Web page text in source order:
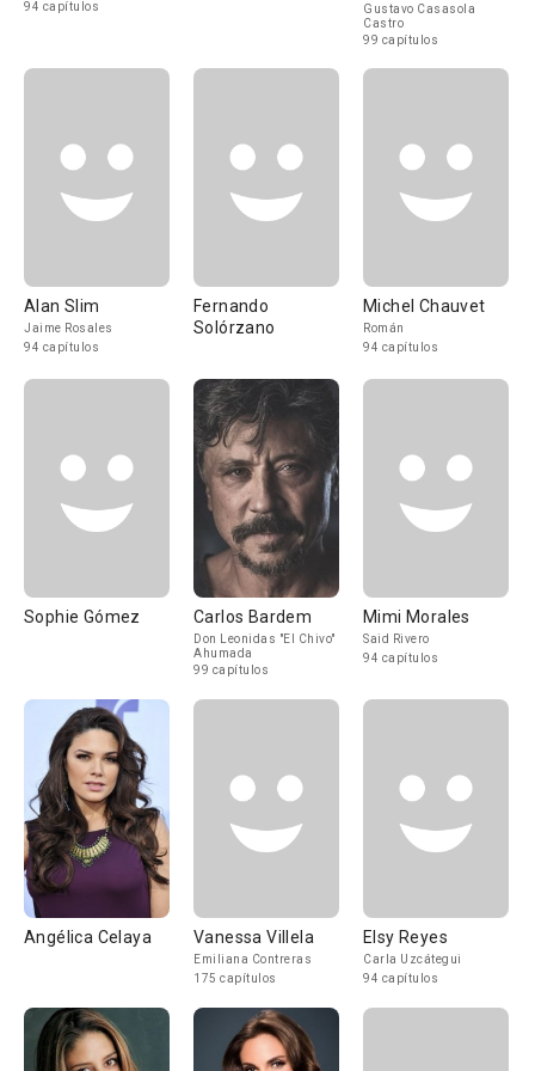
94 capítulos
Gustavo Casasola
Castro
99 capítulos
Alan Slim
Jaime Rosales
94 capítulos
Fernando
Solórzano
Michel Chauvet
Román
94 capítulos
Sophie Gómez Carlos Bardem
Don Leonidas "El Chivo"
Ahumada
99 capítulos
Mimi Morales
Said Rivero
94 capítulos
Angélica Celaya Vanessa Villela
Emiliana Contreras
175 capítulos
Elsy Reyes
Carla Uzcátegui
94 capítulos